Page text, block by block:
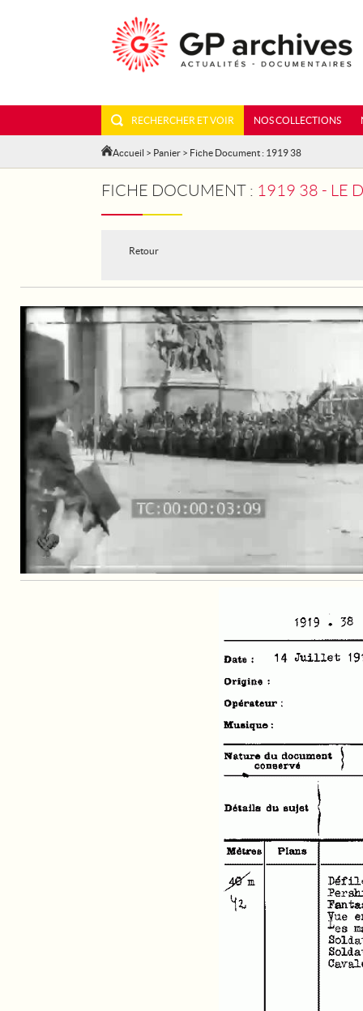
RECHERCHER ET VOIR NOS COLLECTIONS
Accueil > Panier > Fiche Document : 1919 38
FICHE DOCUMENT : 1919 38 - LE
Retour